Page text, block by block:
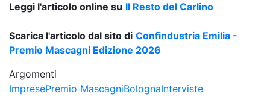
Leggi l'articolo online su Il Resto del Carlino
Scarica l'articolo dal sito di Confindustria Emilia -
Premio Mascagni Edizione 2026
Argomenti
ImpresePremio MascagniBolognaInterviste